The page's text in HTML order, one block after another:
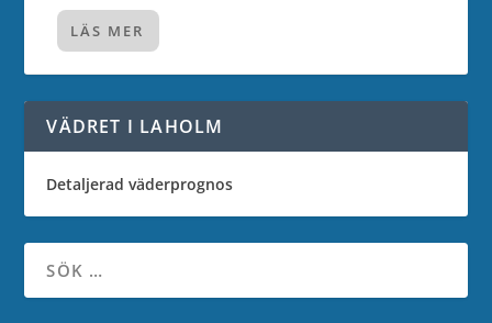
LÄS MER
VÄDRET I LAHOLM
Detaljerad väderprognos